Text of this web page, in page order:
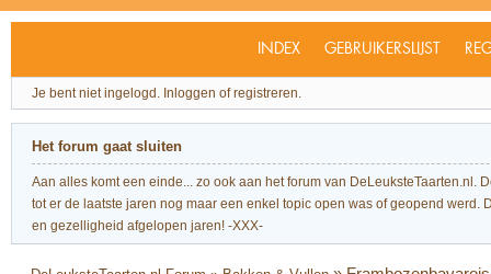
INDEX GEBRUIKERSLIJST
Je bent niet ingelogd. Inloggen of registreren.
Het forum gaat sluiten
Aan alles komt een einde... zo ook aan het forum van
tot er de laatste jaren nog maar een enkel topic open was of geopend
en gezelligheid afgelopen jaren! -XXX-